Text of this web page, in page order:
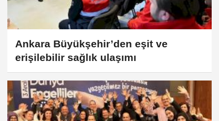
Ankara Büyükşehir’den eşit ve
erişilebilir sağlık ulaşımı